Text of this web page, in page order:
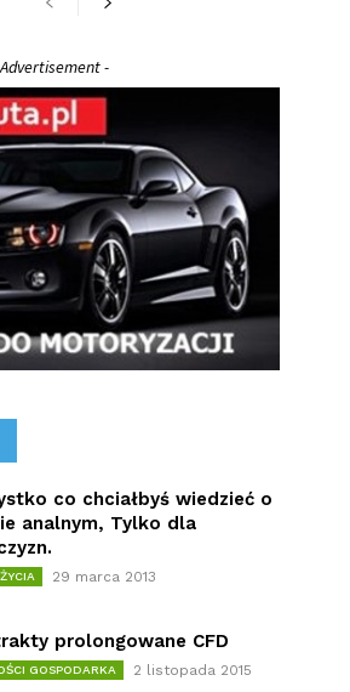
-
co chciałbyś wiedzieć o
analnym, Tylko dla
29 marca 2013
prolongowane CFD
GOSPODARKA 2 listopada 2015